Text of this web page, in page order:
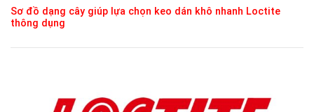
Sơ đồ dạng cây giúp lựa chọn keo dán khô nhanh Loctite
thông dụng